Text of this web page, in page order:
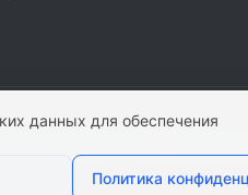
данных для обеспечения
Политика